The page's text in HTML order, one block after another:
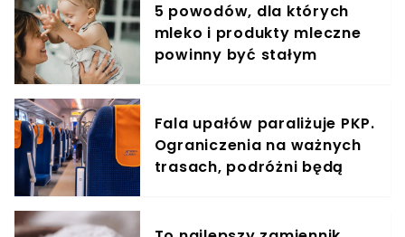
5 powodów, dla których
mleko i produkty mleczne
powinny być stałym
Fala upałów paraliżuje PKP.
Ograniczenia na ważnych
trasach, podróżni będą